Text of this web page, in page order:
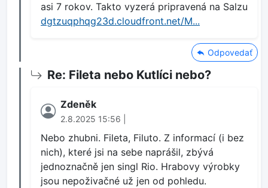
asi 7 rokov. Takto vyzerá pripravená na Salzu
dgtzuqphqg23d.cloudfront.net/M...
Odpovedať
Re: Fileta nebo Kutlíci nebo?
Zdeněk
2.8.2025 15:56 |
Nebo zhubni. Fileta, Filuto. Z informací (i bez
nich), které jsi na sebe naprášil, zbývá
jednoznačně jen singl Rio. Hrabovy výrobky
jsou nepoživačné už jen od pohledu.